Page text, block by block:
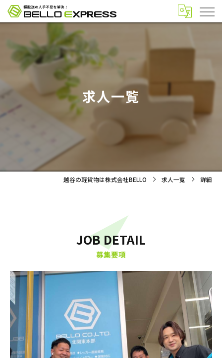
求人一覧
越谷の軽貨物は株式会社BELLO 求人一覧 詳細
募集要項
JOB DETAIL